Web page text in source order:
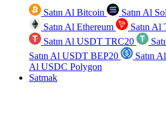
Satın Al Bitcoin Satın Al
Satın Al Ethereum
Satın Al
Satın Al USDT TRC20
Satın Al USDT BEP20
Satın
Al USDC Polygon
Satmak